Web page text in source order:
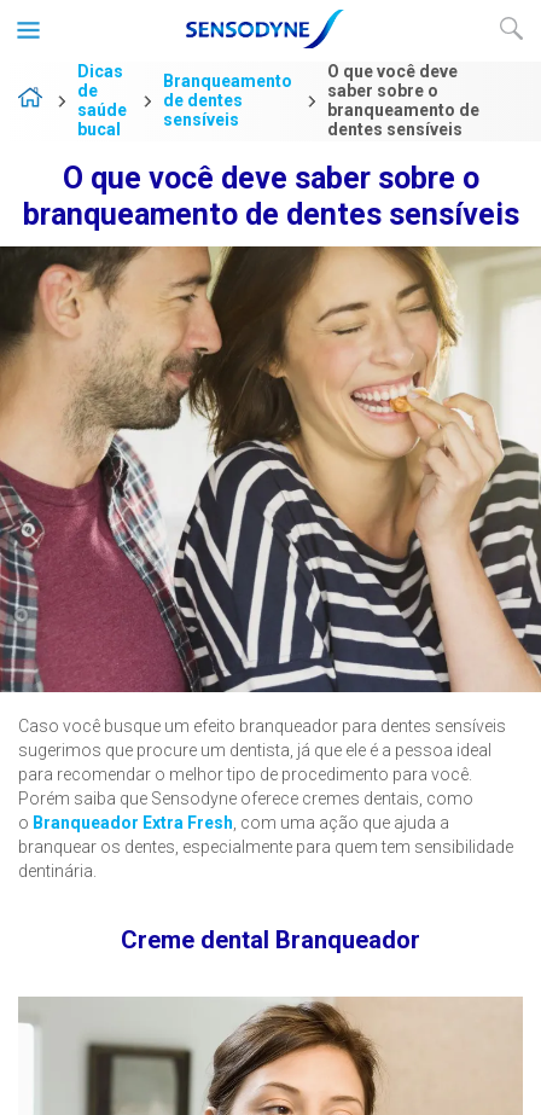
Dicas
de
saúde
bucal
Branqueamento
de dentes
sensíveis
O que você deve
saber sobre o
branqueamento de
dentes sensíveis
O que você deve saber sobre o
branqueamento de dentes sensíveis
Caso você busque um efeito branqueador para dentes sensíveis
sugerimos que procure um dentista, já que ele é a pessoa ideal
para recomendar o melhor tipo de procedimento para você.
Porém saiba que Sensodyne oferece cremes dentais, como
o Branqueador Extra Fresh, com uma ação que ajuda a
branquear os dentes, especialmente para quem tem sensibilidade
dentinária.
Creme dental Branqueador